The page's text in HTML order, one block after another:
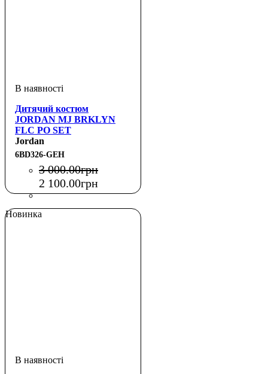
Дитячий костюм
JORDAN MJ BRKLYN
FLC PO SET
Jordan
6BD326-GEH
3 000.00грн
2 100.00грн
Новинка